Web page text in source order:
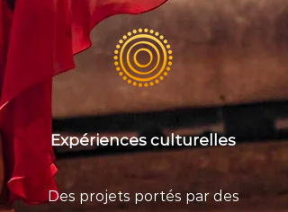
Expériences culturelles
Des projets portés par des